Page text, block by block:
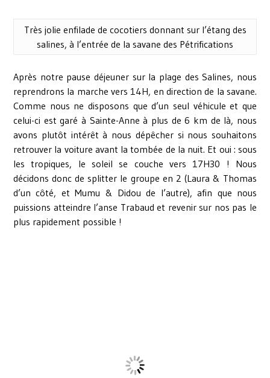
Très jolie enfilade de cocotiers donnant sur l’étang des
salines, à l’entrée de la savane des Pétrifications
Après notre pause déjeuner sur la plage des Salines, nous
reprendrons la marche vers 14H, en direction de la savane.
Comme nous ne disposons que d’un seul véhicule et que
celui-ci est garé à Sainte-Anne à plus de 6 km de là, nous
avons plutôt intérêt à nous dépêcher si nous souhaitons
retrouver la voiture avant la tombée de la nuit. Et oui : sous
les tropiques, le soleil se couche vers 17H30 ! Nous
décidons donc de splitter le groupe en 2 (Laura & Thomas
d’un côté, et Mumu & Didou de l’autre), afin que nous
puissions atteindre l’anse Trabaud et revenir sur nos pas le
plus rapidement possible !